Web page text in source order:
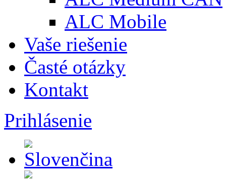
ALC Mobile
Vaše riešenie
Časté otázky
Kontakt
Prihlásenie